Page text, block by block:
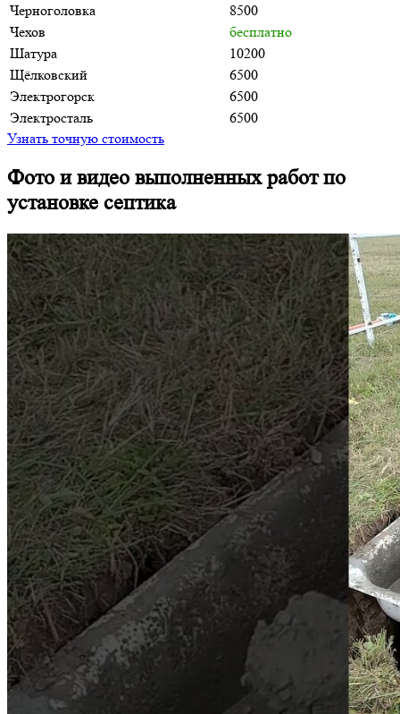
Черноголовка
8500
Чехов
бесплатно
Шатура
10200
Щёлковский
6500
Электрогорск
6500
Электросталь
6500
Узнать точную стоимость
Фото и видео выполненных работ по
установке септика